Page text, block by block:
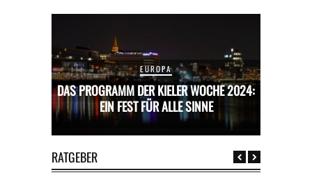
EUROPA
DAS PROGRAMM DER KIELER WOCHE 2024:
EIN FEST FÜR ALLE SINNE
RATGEBER